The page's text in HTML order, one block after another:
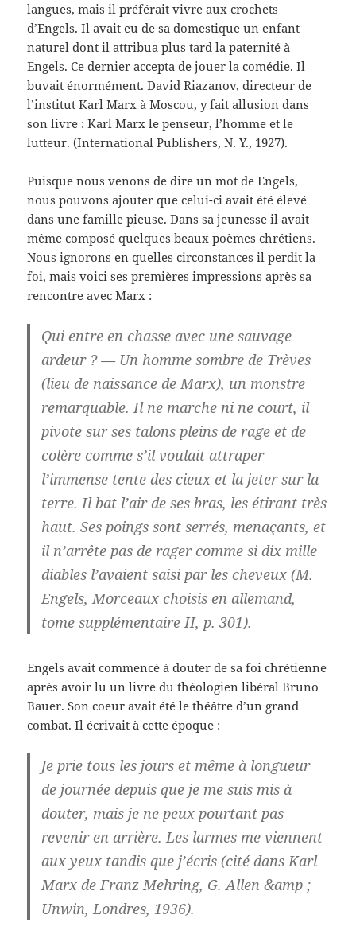
langues, mais il préférait vivre aux crochets
d’Engels. Il avait eu de sa domestique un enfant
naturel dont il attribua plus tard la paternité à
Engels. Ce dernier accepta de jouer la comédie. Il
buvait énormément. David Riazanov, directeur de
l’institut Karl Marx à Moscou, y fait allusion dans
son livre : Karl Marx le penseur, l’homme et le
lutteur. (International Publishers, N. Y., 1927).
Puisque nous venons de dire un mot de Engels,
nous pouvons ajouter que celui-ci avait été élevé
dans une famille pieuse. Dans sa jeunesse il avait
même composé quelques beaux poèmes chrétiens.
Nous ignorons en quelles circonstances il perdit la
foi, mais voici ses premières impressions après sa
rencontre avec Marx :
Qui entre en chasse avec une sauvage
ardeur ? — Un homme sombre de Trèves
(lieu de naissance de Marx), un monstre
remarquable. Il ne marche ni ne court, il
pivote sur ses talons pleins de rage et de
colère comme s’il voulait attraper
l’immense tente des cieux et la jeter sur la
terre. Il bat l’air de ses bras, les étirant très
haut. Ses poings sont serrés, menaçants, et
il n’arrête pas de rager comme si dix mille
diables l’avaient saisi par les cheveux (M.
Engels, Morceaux choisis en allemand,
tome supplémentaire II, p. 301).
Engels avait commencé à douter de sa foi chrétienne
après avoir lu un livre du théologien libéral Bruno
Bauer. Son coeur avait été le théâtre d’un grand
combat. Il écrivait à cette époque :
Je prie tous les jours et même à longueur
de journée depuis que je me suis mis à
douter, mais je ne peux pourtant pas
revenir en arrière. Les larmes me viennent
aux yeux tandis que j’écris (cité dans Karl
Marx de Franz Mehring, G. Allen &amp ;
Unwin, Londres, 1936).